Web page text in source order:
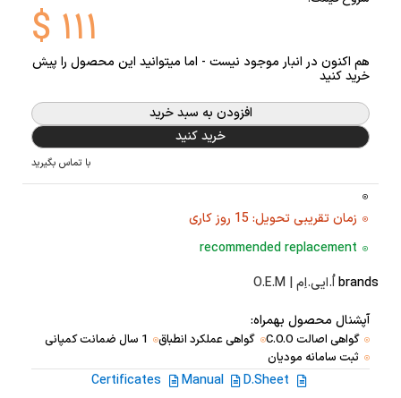
$ ۱۱۱
هم اکنون در انبار موجود نیست - اما میتوانید این محصول را پیش
خرید کنید
افزودن به سبد خرید
خرید کنید
با تماس بگیرید
زمان تقریبی تحویل: 15 روز کاری
recommended replacement
brandsاُ.ایی.اِم | O.E.M
آپشنال محصول بهمراه:
گواهی اصالت C.O.O گواهی عملکرد انطباق
1 سال ضمانت کمپانی
ثبت سامانه مودیان
D.Sheet
Manual
Certificates